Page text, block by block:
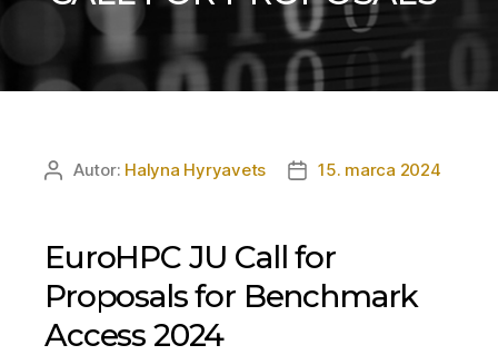
AutorAutor: Halyna Hyryavets
Dátum
15. marca 2024
EuroHPC JU Call for
Proposals for Benchmark
Access 2024